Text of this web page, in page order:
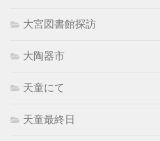
大宮図書館探訪
大陶器市
天童にて
天童最終日